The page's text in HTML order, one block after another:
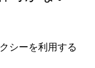
シーを利用する